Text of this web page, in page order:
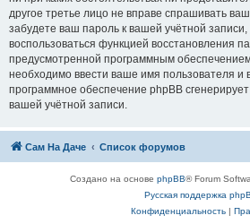
другое третье лицо не вправе спрашивать
забудете ваш пароль к вашей учётной
воспользоваться функцией восстановления
предусмотренной программным
необходимо ввести ваше имя пользователя и
программное обеспечение phpBB
вашей учётной записи.
Сам На Даче Список форумов
Создано на основе phpBB® Forum
Русская поддержка
Конфиденциальность|